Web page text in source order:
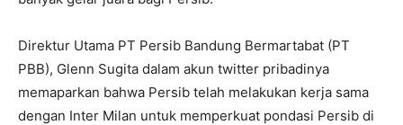
Direktur Utama PT Persib Bandung Bermartabat (PT
PBB), Glenn Sugita dalam akun twitter pribadinya
memaparkan bahwa Persib telah melakukan kerja sama
dengan Inter Milan untuk memperkuat pondasi Persib di